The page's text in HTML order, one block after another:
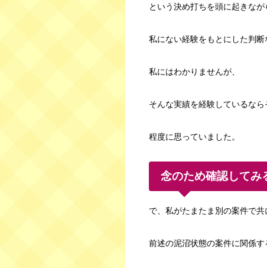
という決め打ちを頭に起きなが
私にない経験をもとにした判断
私にはわかりませんが、
そんな実績を経験しているなら
程度に思っていました。
念のため確認してみ
で、私がたまたま別の案件で
前述の泥沼状態の案件に関係